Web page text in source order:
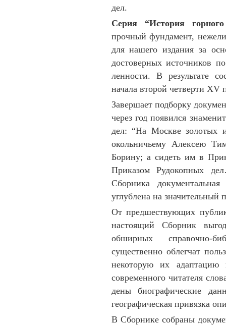
дел.
Серия “История
прочный фундамент,
для нашего издания за
достовер­ных ис­точ­ников
ленности. В резуль­тате
начала второй чет­верти
Завершает подборку
через год поя­вился
дел: “На Москве зо­ло­тых
околь­ничье­му Алек­сею
Борину; а сидеть им в
При­казом Рудокопных
Сборника
углублена на значительный
От предшествующих
настоящий Сбор­ник
обшир­ных справочно-
существенно облег­чат
некоторую их адаптацию
совре­менного чи­тателя
де­ны биографические
географи­чес­кая при­вязка
В Сборнике собраны